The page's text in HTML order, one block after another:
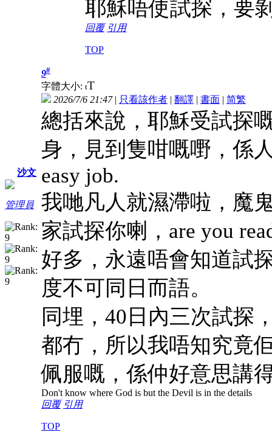
耶穌唔使試探，要
回覆 引用
TOP
沙文
管理員
9#
字體大小: tT
2026/7/6 21:47| 只看該作者 | 翻譯 | 書面 | 简繁
總括來說，耶穌受試探
身，見到隻咁嘅嘢，係
easy job.
我哋凡人就濕滯啦，魔
家試探你喇，are you
好多， 永遠唔會知道試
度不可同日而語。
同埋，40日 內三次試探
都冇，所以我唔知究竟
佩服嘅，係仲好意思講
Don't know where God is but the Devil is in the details
回覆 引用
TOP